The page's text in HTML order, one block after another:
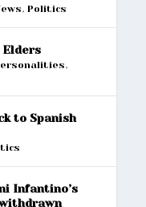
,Politics
Elders
,
to Spanish
Infantino’s